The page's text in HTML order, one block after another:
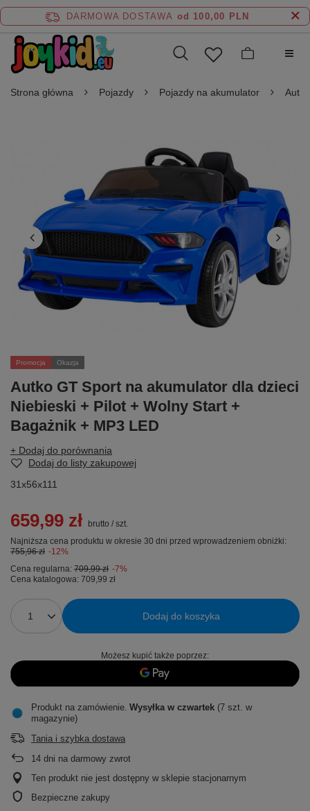
DARMOWA DOSTAWA od 100,00 PLN
Strona główna Pojazdy Pojazdy na akumulator Auta
Promocja Okazja
Autko GT Sport na akumulator dla dzieci
Niebieski + Pilot + Wolny Start +
Bagażnik + MP3 LED
+ Dodaj do porównania
Dodaj do listy zakupowej
31x56x111
659,99 zł brutto / szt.
Najniższa cena produktu w okresie 30 dni przed wprowadzeniem obniżki:
755,96 zł -12%
Cena regularna: 709,99 zł -7%
Cena katalogowa: 709,99 zł
Dodaj do koszyka
Możesz kupić także poprzez:
Produkt na zamówienie Wysyłka w czwartek (7 szt. w
magazynie)
Tania i szybka dostawa
14 dni na darmowy zwrot
Ten produkt nie jest dostępny w sklepie stacjonarnym
Bezpieczne zakupy